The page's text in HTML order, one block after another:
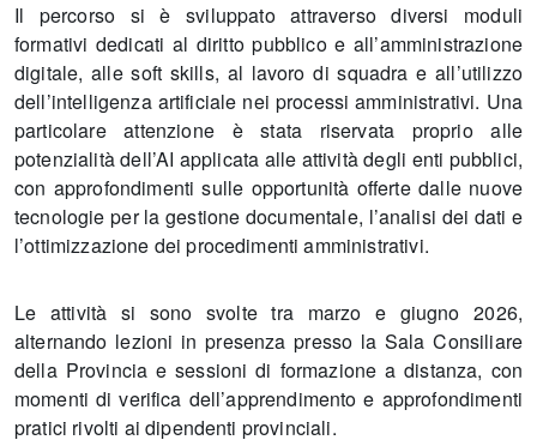
Il percorso si è sviluppato attraverso diversi moduli
formativi dedicati al diritto pubblico e all’amministrazione
digitale, alle soft skills, al lavoro di squadra e all’utilizzo
dell’intelligenza artificiale nei processi amministrativi. Una
particolare attenzione è stata riservata proprio alle
potenzialità dell’AI applicata alle attività degli enti pubblici,
con approfondimenti sulle opportunità offerte dalle nuove
tecnologie per la gestione documentale, l’analisi dei dati e
l’ottimizzazione dei procedimenti amministrativi.
Le attività si sono svolte tra marzo e giugno 2026,
alternando lezioni in presenza presso la Sala Consiliare
della Provincia e sessioni di formazione a distanza, con
momenti di verifica dell’apprendimento e approfondimenti
pratici rivolti ai dipendenti provinciali.